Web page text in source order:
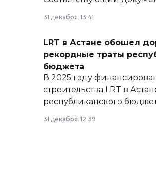
базе нормативных
сайте маслихат города.
31 декабря, 13:41
LRT в Астане обошел
рекордные траты
бюджета
В 2025 году
строительства LRT в
республиканского
рекордных объемов.
31 декабря, 12:39